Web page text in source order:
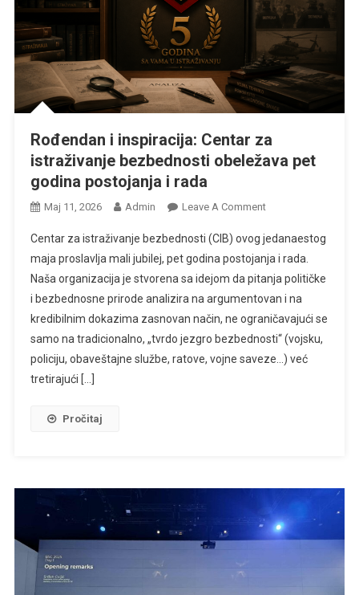
Rođendan i inspiracija: Centar za
istraživanje bezbednosti obeležava pet
godina postojanja i rada
Мај 11, 2026 Admin Leave A CommentOn
I
Inspiracija:
Centar
Za
Istraživanje
Bezbednosti
Obeležava
Centar za istraživanje bezbednosti (CIB) ovog jedanaestog
maja proslavlja mali jubilej, pet godina postojanja i rada.
Naša organizacija je stvorena sa idejom da pitanja političke
i bezbednosne prirode analizira na argumentovan i na
kredibilnim dokazima zasnovan način, ne ograničavajući se
samo na tradicionalno, „tvrdo jezgro bezbednosti“ (vojsku,
policiju, obaveštajne službe, ratove, vojne saveze…) već
tretirajući […]
Pročitaj